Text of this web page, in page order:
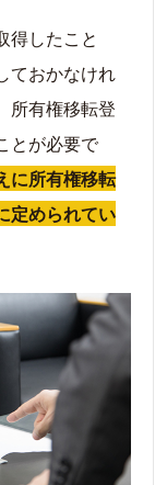
得したこと
ておかなけれ
所有権移転登
とが必要で
に所有権移転
定められてい